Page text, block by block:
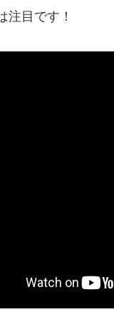
注目です！